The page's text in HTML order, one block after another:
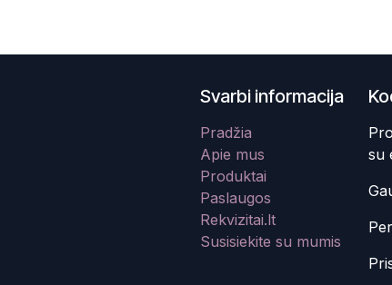
su
Svarbi informacija
Pradžia
Apie mus
Produktai
Paslaugos
Rekvizitai.lt
Susisiekite su mumis